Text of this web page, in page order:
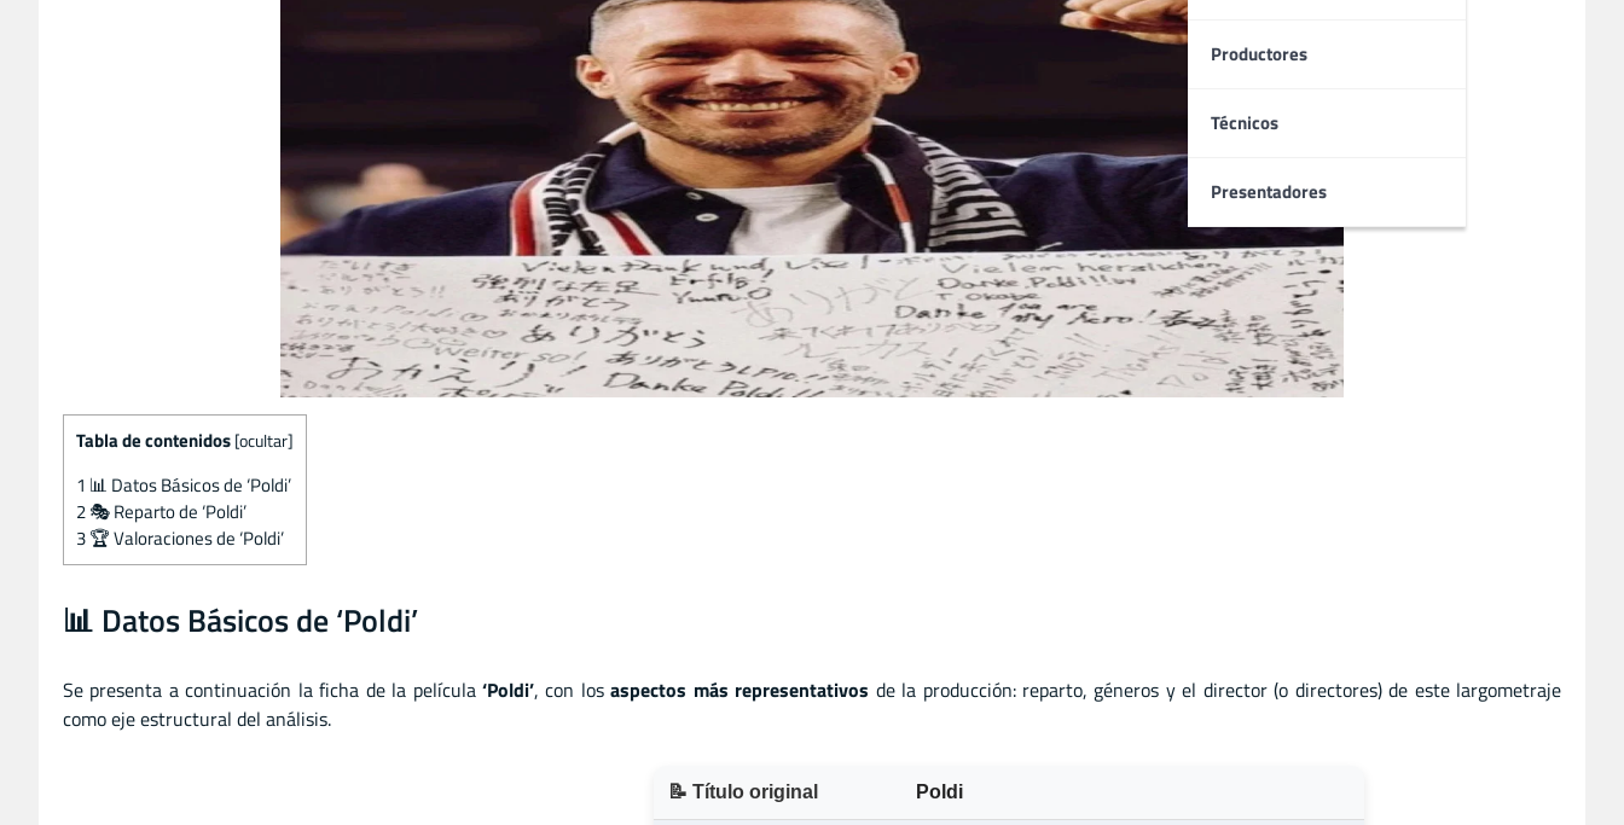
Productores
Técnicos
Presentadores
Tabla de contenidos [ocultar]
1 📊 Datos Básicos de ‘Poldi’
2🎭 Reparto de ‘Poldi’
3🏆 Valoraciones de ‘Poldi’
📊 Datos Básicos de ‘Poldi’
Se presenta a continuación la ficha de la película ‘Poldi’, con losaspectos más representativos de la producción: reparto, géneros y el director (o directores) de este largometraje
como eje estructural del análisis.
📝 Título original Poldi